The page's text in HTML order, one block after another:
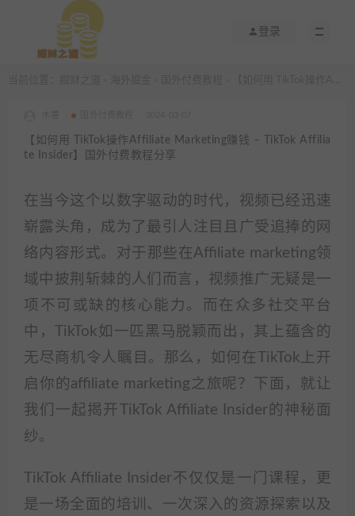
登录
【如何用 TikTok操作Affiliate Marketing赚钱 – TikTok Affilia
te Insider】国外付费教程分享
在当今这个以数字驱动的时代，视频已经迅速
崭露头角，成为了最引人注目且广受追捧的网
络内容形式。对于那些在Affiliate marketing领
域中披荆斩棘的人们而言，视频推广无疑是一
项不可或缺的核心能力。而在众多社交平台
中，TikTok如一匹黑马脱颖而出，其上蕴含的
无尽商机令人瞩目。那么，如何在TikTok上开
启你的affiliate marketing之旅呢？下面，就让
我们一起揭开TikTok Affiliate Insider的神秘面
纱。
TikTok Affiliate Insider不仅仅是一门课程，更
是一场全面的培训、一次深入的资源探索以及